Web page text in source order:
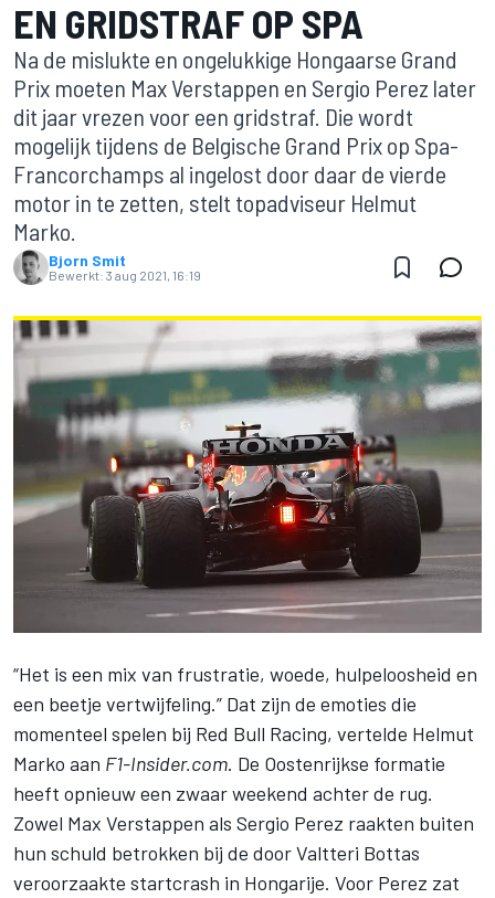
EN GRIDSTRAF OP SPA
Na de mislukte en ongelukkige Hongaarse Grand
Prix moeten Max Verstappen en Sergio Perez later
dit jaar vrezen voor een gridstraf. Die wordt
mogelijk tijdens de Belgische Grand Prix op Spa-
Francorchamps al ingelost door daar de vierde
motor in te zetten, stelt topadviseur Helmut
Marko.
Bjorn Smit
Bewerkt: 3 aug 2021, 16:19
“Het is een mix van frustratie, woede, hulpeloosheid en
een beetje vertwijfeling.” Dat zijn de emoties die
momenteel spelen bij Red Bull Racing, vertelde Helmut
Marko aan F1-Insider.com. De Oostenrijkse formatie
heeft opnieuw een zwaar weekend achter de rug.
Zowel Max Verstappen als Sergio Perez raakten buiten
hun schuld betrokken bij de door Valtteri Bottas
veroorzaakte startcrash in Hongarije. Voor Perez zat